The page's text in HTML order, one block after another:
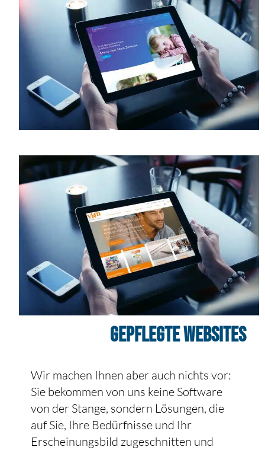
Gepflegte Websites
Wir machen Ihnen aber auch nichts vor:
Sie bekommen von uns keine Software
von der Stange, sondern Lösungen, die
auf Sie, Ihre Bedürfnisse und Ihr
Erscheinungsbild zugeschnitten und